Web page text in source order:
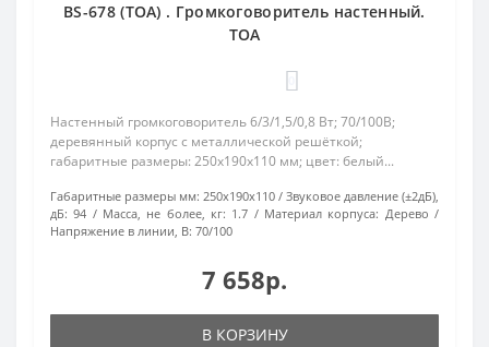
BS-678 (TOA) . Громкоговоритель настенный.
TOA
Настенный громкоговоритель 6/3/1,5/0,8 Вт; 70/100В;
деревянный корпус с металлической решёткой;
габаритные размеры: 250х190х110 мм; цвет: белый...
Габаритные размеры мм: 250х190х110
Звуковое давление (±2дБ),
дБ: 94 Масса, не более, кг: 1.7 Материал корпуса: Дерево
Напряжение в линии, В: 70/100
7 658р.
В КОРЗИНУ